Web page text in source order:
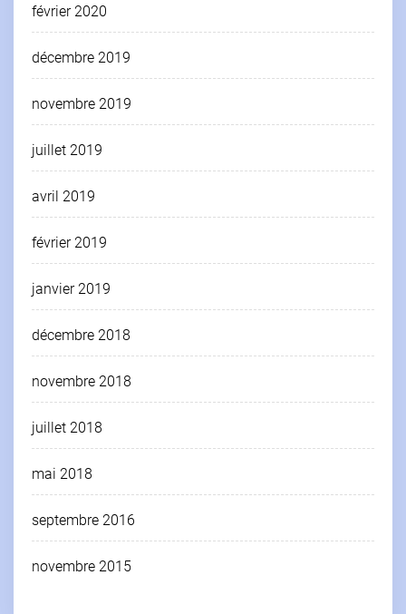
février 2020
décembre 2019
novembre 2019
juillet 2019
avril 2019
février 2019
janvier 2019
décembre 2018
novembre 2018
juillet 2018
mai 2018
septembre 2016
novembre 2015